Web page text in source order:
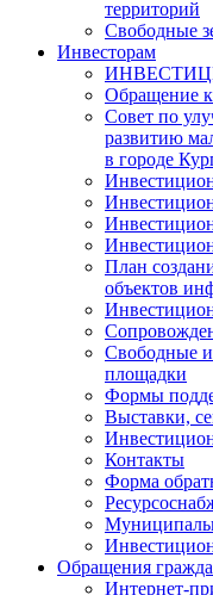
территорий
Свободные
Инвесторам
Обращение
Совет по
развитию
в городе
План
объектов
Свободные
площадки
Формы
Выставки,
Контакты
Форма
Обращения
Интернет-